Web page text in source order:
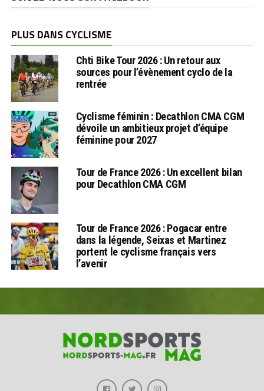
PLUS DANS CYCLISME
Chti Bike Tour 2026 : Un retour aux
sources pour l’évènement cyclo de la
rentrée
Cyclisme féminin : Decathlon CMA CGM
dévoile un ambitieux projet d’équipe
féminine pour 2027
Tour de France 2026 : Un excellent bilan
pour Decathlon CMA CGM
Tour de France 2026 : Pogacar entre
dans la légende, Seixas et Martinez
portent le cyclisme français vers
l’avenir